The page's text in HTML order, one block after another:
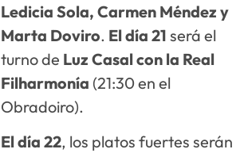
Ledicia Sola, Carmen Méndez y
Marta Doviro. El día 21 será el
turno de Luz Casal con la Real
Filharmonía (21:30 en el
Obradoiro).
El día 22, los platos fuertes serán